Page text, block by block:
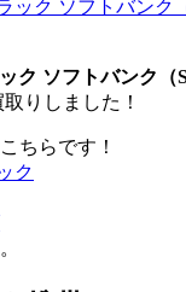
ク ソフトバンク（
取りしました！
ちらです！
ク